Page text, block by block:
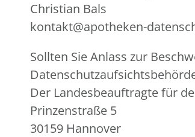
Christian Bals
kontakt@apotheken-
Sollten Sie Anlass zur
Der Landesbeauftragte für
Prinzenstraße 5
30159 Hannover